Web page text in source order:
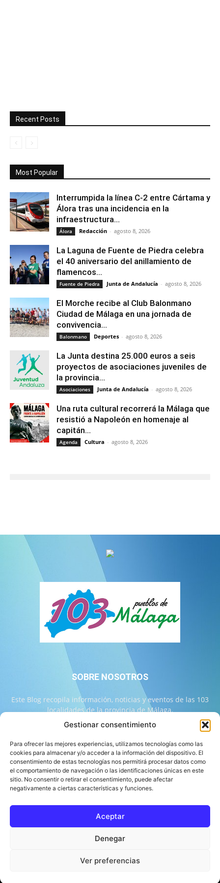
Gestionar consentimiento
Para ofrecer las mejores experiencias, utilizamos tecnologías como las
cookies para almacenar y/o acceder a la información del dispositivo. El
consentimiento de estas tecnologías nos permitirá procesar datos como
el comportamiento de navegación o las identificaciones únicas en este
sitio. No consentir o retirar el consentimiento, puede afectar
negativamente a ciertas características y funciones.
Aceptar
Denegar
Ver preferencias
Recent Posts
Most Popular
Interrumpida la línea C-2 entre Cártama y
Álora tras una incidencia en la
infraestructura...
Álora Redacción - agosto 8, 2026
La Laguna de Fuente de Piedra celebra
el 40 aniversario del anillamiento de
flamencos...
Fuente de Piedra Junta de Andalucía - agosto 8, 2026
El Morche recibe al Club Balonmano
Ciudad de Málaga en una jornada de
convivencia...
Balonmano Deportes - agosto 8, 2026
La Junta destina 25.000 euros a seis
proyectos de asociaciones juveniles de
la provincia...
Asociaciones Junta de Andalucía - agosto 8, 2026
Una ruta cultural recorrerá la Málaga que
resistió a Napoleón en homenaje al
capitán...
Agenda Cultura - agosto 8, 2026
SOBRE NOSOTROS
Este Blog recopila información, noticias y eventos de las 103
localidades de la provincia de Málaga.
Contáctanos:info@103malaga.com
SÍGUENOS
Equipo de 103 Málaga
Aviso Legal